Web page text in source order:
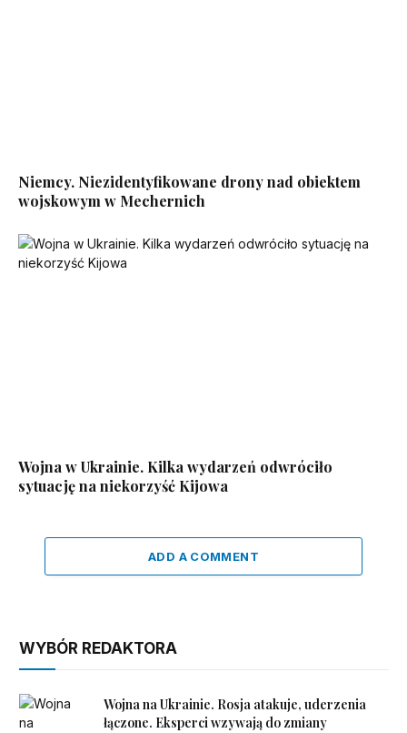
Niemcy. Niezidentyfikowane drony nad obiektem
wojskowym w Mechernich
Wojna w Ukrainie. Kilka wydarzeń odwróciło
sytuację na niekorzyść Kijowa
ADD A COMMENT
WYBÓR REDAKTORA
Wojna na Ukrainie. Rosja atakuje, uderzenia
łączone. Eksperci wzywają do zmiany